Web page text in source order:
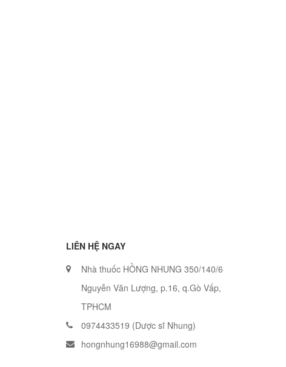
LIÊN HỆ NGAY
Nhà thuốc HỒNG NHUNG 350/140/6
Nguyễn Văn Lượng, p.16, q.Gò Vấp,
TPHCM
0974433519 (Dược sĩ Nhung)
hongnhung16988@gmail.com